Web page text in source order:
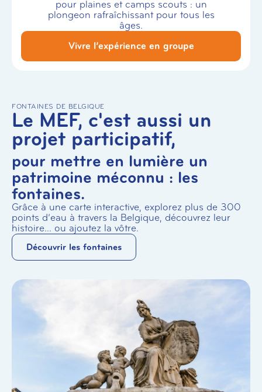
pour plaines et camps scouts : un
plongeon rafraîchissant pour tous les
âges.
Vivre l’expérience en groupe
FONTAINES DE BELGIQUE
Le MEF, c'est aussi un
projet participatif,
pour mettre en lumière un
patrimoine méconnu : les
fontaines.
Grâce à une carte interactive, explorez plus de 300
points d’eau à travers la Belgique, découvrez leur
histoire… ou ajoutez la vôtre.
Découvrir les fontaines